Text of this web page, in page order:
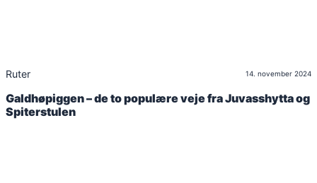
Ruter 14. november 2024
Galdhøpiggen – de to populære veje fra Juvasshytta og
Spiterstulen